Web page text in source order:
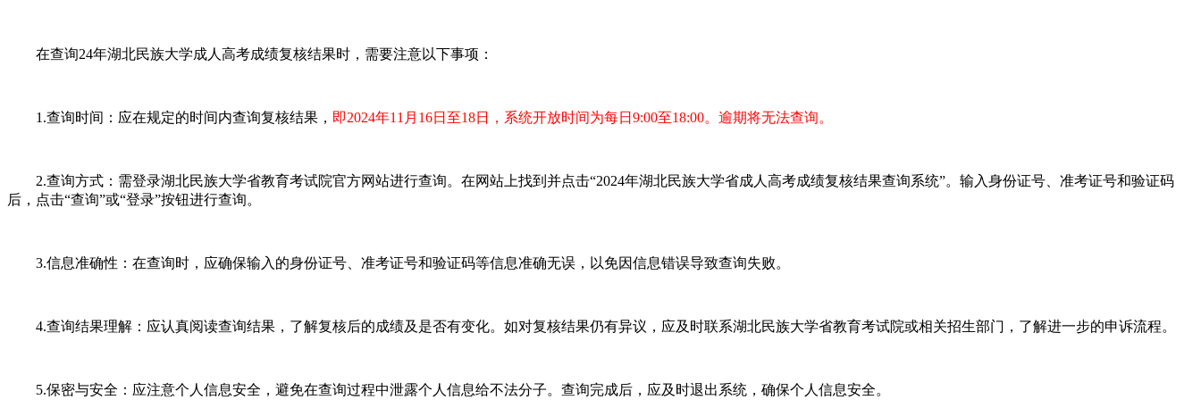
在查询24年湖北民族大学成人高考成绩复核结果时，需要注意以下事项：
1.查询时间：应在规定的时间内查询复核结果， 即2024年11月16日至18日，系统开放时间为每日9:00至18:00。逾期将无法查询。
2.查询方式：需登录湖北民族大学省教育考试院官方网站进行查询。在网站上找到并点击“2024年湖北民族大学省成人高考成绩复核结果查询系统”。输入身份证号、准考证号和验证码
后，点击“查询”或“登录”按钮进行查询。
3.信息准确性：在查询时，应确保输入的身份证号、准考证号和验证码等信息准确无误，以免因信息错误导致查询失败。
4.查询结果理解：应认真阅读查询结果，了解复核后的成绩及是否有变化。如对复核结果仍有异议，应及时联系湖北民族大学省教育考试院或相关招生部门，了解进一步的申诉流程。
5.保密与安全：应注意个人信息安全，避免在查询过程中泄露个人信息给不法分子。查询完成后，应及时退出系统，确保个人信息安全。